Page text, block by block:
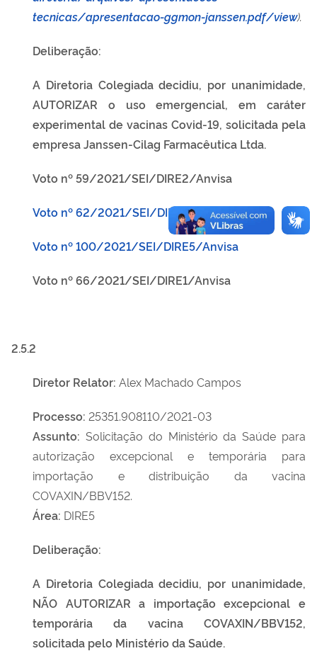
tecnicas/apresentacao-ggmon-janssen.pdf/view).
Deliberação:
A Diretoria Colegiada decidiu, por unanimidade,
AUTORIZAR o uso emergencial, em caráter
experimental de vacinas Covid-19, solicitada pela
empresa Janssen-Cilag Farmacêutica Ltda.
Voto nº 59/2021/SEI/DIRE2/Anvisa
Voto nº 62/2021/SEI/DIRE4/Anvisa
Voto nº 100/2021/SEI/DIRE5/Anvisa
Voto nº 66/2021/SEI/DIRE1/Anvisa
2.5.2
Diretor Relator: Alex Machado Campos
Processo: 25351.908110/2021-03
Assunto: Solicitação do Ministério da Saúde para
autorização excepcional e temporária para
importação e distribuição da vacina
COVAXIN/BBV152.
Área: DIRE5
Deliberação:
A Diretoria Colegiada decidiu, por unanimidade,
NÃO AUTORIZAR a importação excepcional e
temporária da vacina COVAXIN/BBV152,
solicitada pelo Ministério da Saúde.